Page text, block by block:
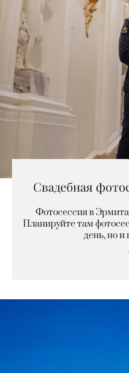
Свадебная
Фотосессия в
Планируйте там
день, но и